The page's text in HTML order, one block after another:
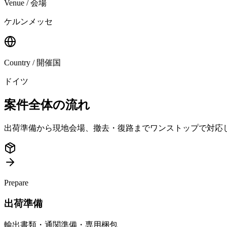
Venue / 会場
ケルンメッセ
Country / 開催国
ドイツ
案件全体の流れ
出荷準備から現地会場、撤去・復路までワンストップで対応
Prepare
出荷準備
輸出書類・通関準備・専用梱包